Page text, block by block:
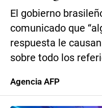
El gobierno
comunicado que
respuesta le
sobre todo los
Agencia AFP